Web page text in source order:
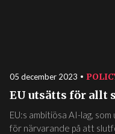
05 december 2023
EU utsätts för allt
EU:s ambitiösa AI-lag,
för närvarande på att